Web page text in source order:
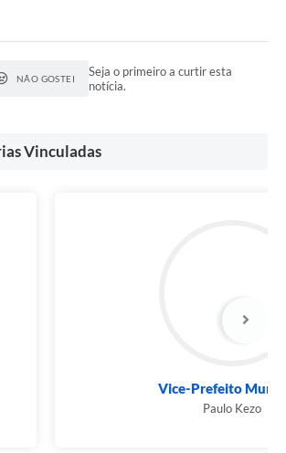
NÃO GOSTEI
Seja o primeiro a curtir esta
notícia.
Vinculadas